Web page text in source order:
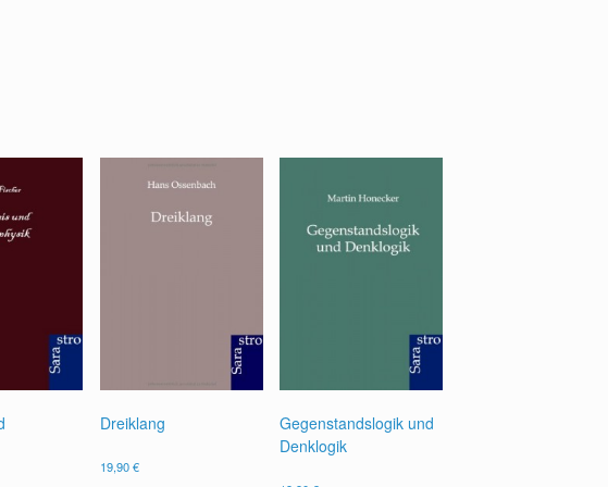
Dreiklang
19,90€
Gegenstandslogik und
Denklogik